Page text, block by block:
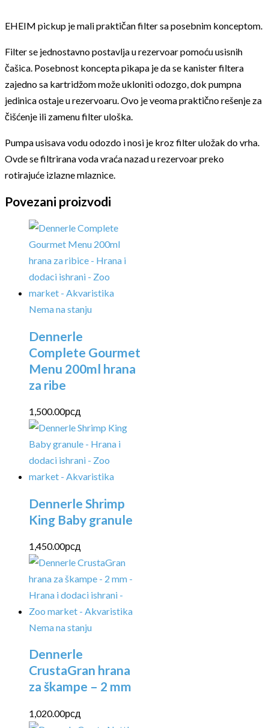
EHEIM pickup je mali praktičan filter sa posebnim konceptom.
Filter se jednostavno postavlja u rezervoar pomoću usisnih
čašica. Posebnost koncepta pikapa je da se kanister filtera
zajedno sa kartridžom može ukloniti odozgo, dok pumpna
jedinica ostaje u rezervoaru. Ovo je veoma praktično rešenje za
čišćenje ili zamenu filter uloška.
Pumpa usisava vodu odozdo i nosi je kroz filter uložak do vrha.
Ovde se filtrirana voda vraća nazad u rezervoar preko
rotirajuće izlazne mlaznice.
Povezani proizvodi
Nema na stanju
Dennerle
Complete Gourmet
Menu 200ml hrana
za ribe
1,500.00рсд
Dennerle Shrimp
King Baby granule
1,450.00рсд
Nema na stanju
Dennerle
CrustaGran hrana
za škampe – 2 mm
1,020.00рсд